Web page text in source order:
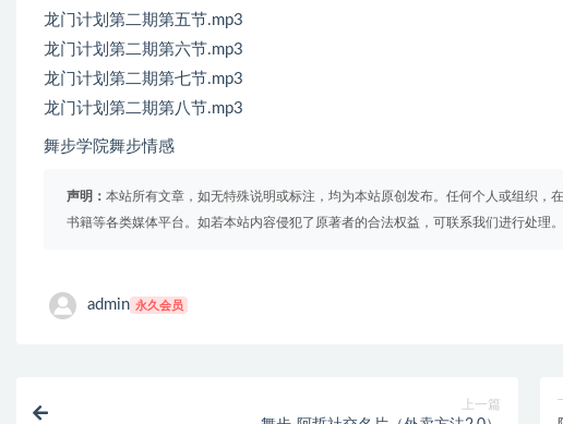
龙门计划第二期第五节.mp3
龙门计划第二期第六节.mp3
龙门计划第二期第七节.mp3
龙门计划第二期第八节.mp3
舞步学院舞步情感
声明： 本站所有文章，如无特殊说明或标注，均为本站原创发布。任何个人或组织
书籍等各类媒体平台。如若本站内容侵犯了原著者的合法权益，可联系我们进行处理。
admin 永久会员
上一篇